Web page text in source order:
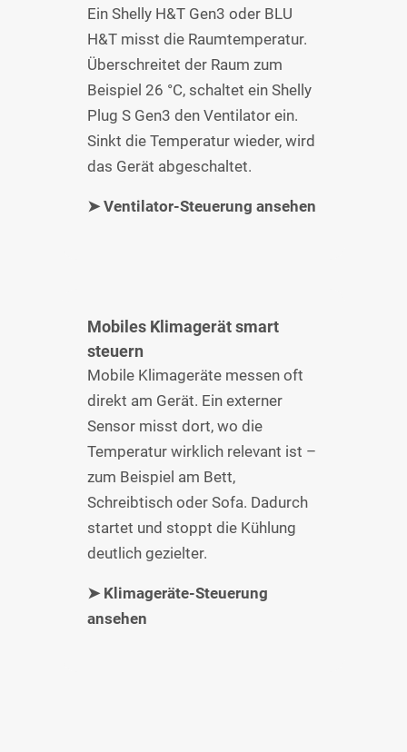
Ein Shelly H&T Gen3 oder BLU
H&T misst die Raumtemperatur.
Überschreitet der Raum zum
Beispiel 26 °C, schaltet ein Shelly
Plug S Gen3 den Ventilator ein.
Sinkt die Temperatur wieder, wird
das Gerät abgeschaltet.
➤ Ventilator-Steuerung ansehen
Mobiles Klimagerät smart
steuern
Mobile Klimageräte messen oft
direkt am Gerät. Ein externer
Sensor misst dort, wo die
Temperatur wirklich relevant ist –
zum Beispiel am Bett,
Schreibtisch oder Sofa. Dadurch
startet und stoppt die Kühlung
deutlich gezielter.
➤ Klimageräte-Steuerung
ansehen